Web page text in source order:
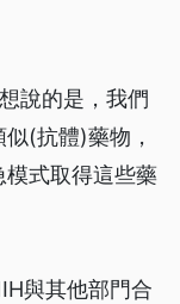
說的是，我們
(抗體)藥物，
式取得這些藥
與其他部門合